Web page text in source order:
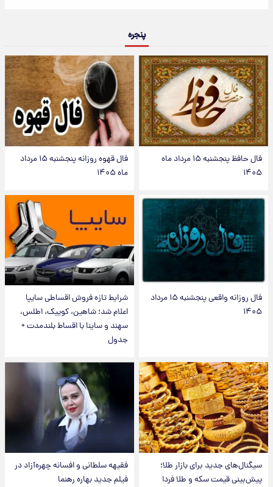
پنجره
فال حافظ پنجشنبه ۱۵ مرداد ماه
۱۴۰۵
فال قهوه روزانه پنجشنبه ۱۵ مرداد
ماه ۱۴۰۵
فال روزانه واقعی پنجشنبه ۱۵ مرداد
۱۴۰۵
شرایط تازه فروش اقساطی سایپا
اعلام شد؛ شاهین، کوییک، اطلس،
سهند و ساینا با اقساط بلندمدت +
جدول
سیگنال‌های جدید برای بازار طلا؛
پیش‌بینی قیمت سکه و طلا فردا
فقیهه سلطانی و افسانه چهره‌آزاد در
فیلم جدید بهاره رهنما